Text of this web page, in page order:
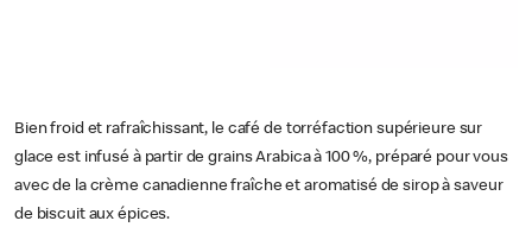
Bien froid et rafraîchissant, le café de torréfaction supérieure sur
glace est infusé à partir de grains Arabica à 100 %, préparé pour vous
avec de la crème canadienne fraîche et aromatisé de sirop à saveur
de biscuit aux épices.